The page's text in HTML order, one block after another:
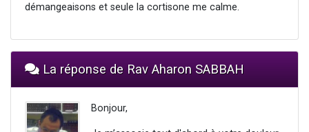
démangeaisons et seule la cortisone me calme.
La réponse de Rav Aharon SABBAH
Bonjour,